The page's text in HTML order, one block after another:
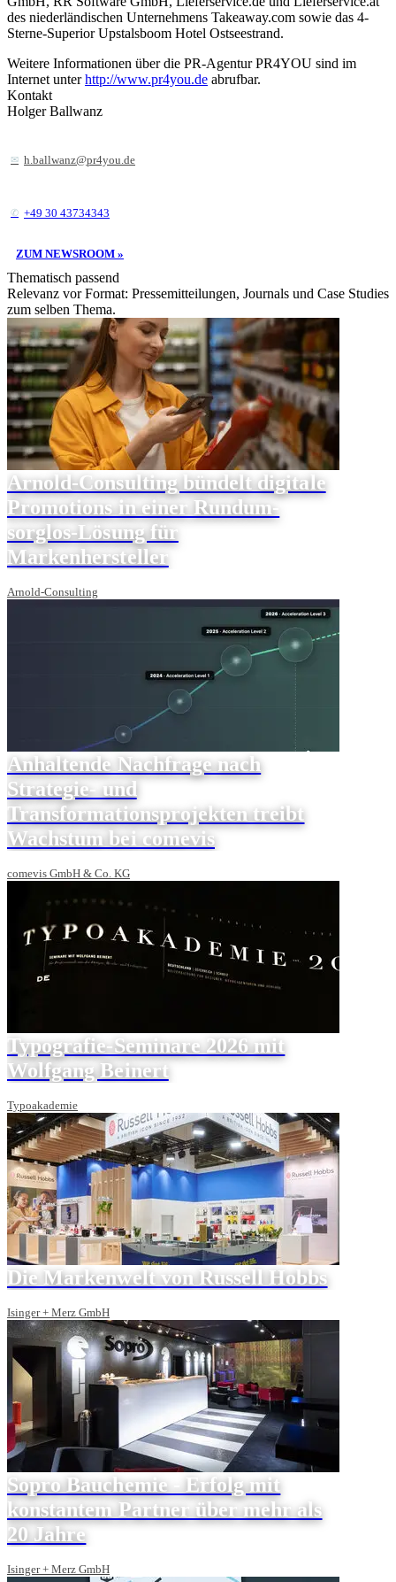
des niederländischen Unternehmens Takeaway.com sowie das 4-
Sterne-Superior Upstalsboom Hotel Ostseestrand.
Weitere Informationen über die PR-Agentur PR4YOU sind im
Internet unterhttp://www.pr4you.de abrufbar.
Kontakt
Holger Ballwanz
h.ballwanz@pr4you.de
+49 30 43734343
ZUM NEWSROOM »
Thematisch passend
Relevanz vor Format: Pressemitteilungen, Journals und Case Studies
zum selben Thema.
Arnold-Consulting bündelt digitale
Promotions in einer Rundum-
sorglos-Lösung für
Markenhersteller
Arnold-Consulting
Anhaltende Nachfrage nach
Strategie- und
Transformationsprojekten treibt
Wachstum bei comevis
comevis GmbH & Co. KG
Typografie-Seminare 2026 mit
Wolfgang Beinert
Typoakademie
Die Markenwelt von Russell Hobbs
Isinger + Merz GmbH
Sopro Bauchemie - Erfolg mit
konstantem Partner über mehr als
20 Jahre
Isinger + Merz GmbH